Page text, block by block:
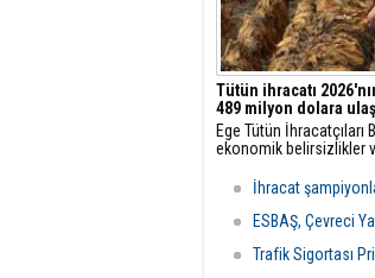
Tütün ihracatı
489 milyon dolara
Ege Tütün İhracatçıları
ekonomik belirsizlikler
ayında ihracatını
milyon dolara çıkardı ve
büyümesini sürdürdü.
İhracat
ESBAŞ, Çevreci
Trafik Sigortası